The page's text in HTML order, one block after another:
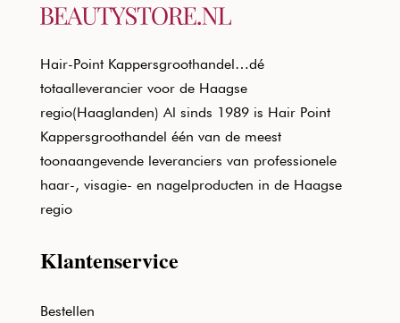
Hair-Point Kappersgroothandel…dé
totaalleverancier voor de Haagse
regio(Haaglanden) Al sinds 1989 is Hair Point
Kappersgroothandel één van de meest
toonaangevende leveranciers van professionele
haar-, visagie- en nagelproducten in de Haagse
regio
Klantenservice
Bestellen